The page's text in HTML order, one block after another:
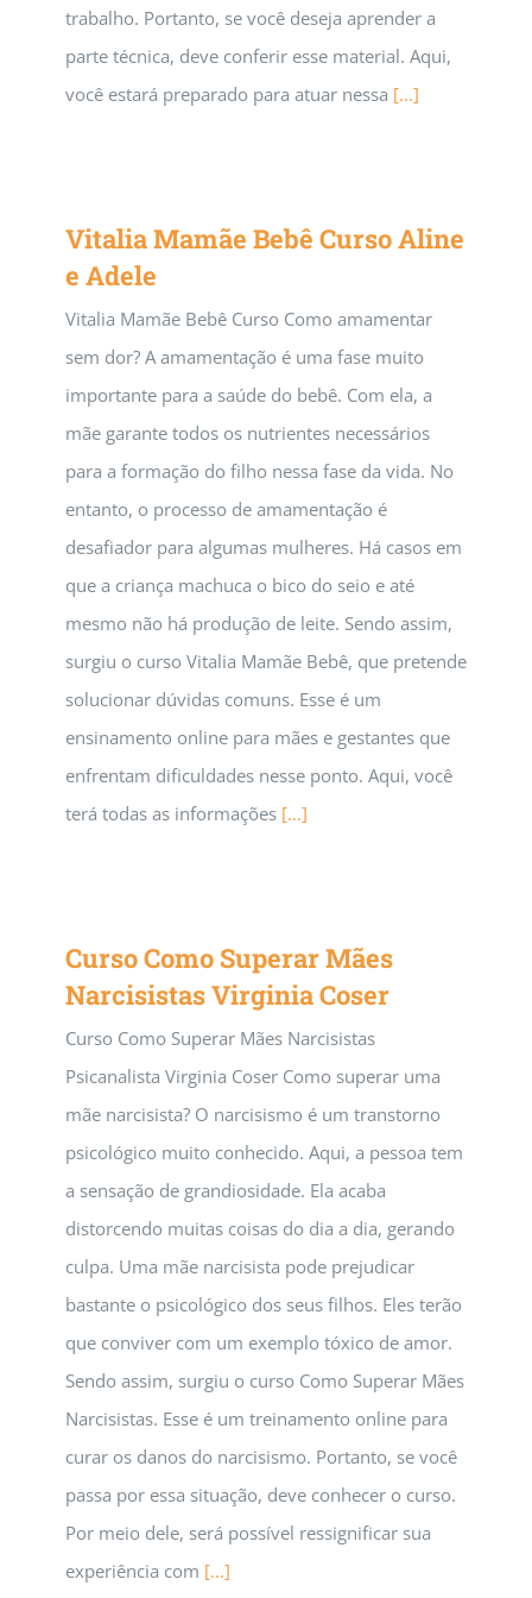
trabalho. Portanto, se você deseja aprender a
parte técnica, deve conferir esse material. Aqui,
você estará preparado para atuar nessa [...]
Vitalia Mamãe Bebê Curso Aline
e Adele
Vitalia Mamãe Bebê Curso Como amamentar
sem dor? A amamentação é uma fase muito
importante para a saúde do bebê. Com ela, a
mãe garante todos os nutrientes necessários
para a formação do filho nessa fase da vida. No
entanto, o processo de amamentação é
desafiador para algumas mulheres. Há casos em
que a criança machuca o bico do seio e até
mesmo não há produção de leite. Sendo assim,
surgiu o curso Vitalia Mamãe Bebê, que pretende
solucionar dúvidas comuns. Esse é um
ensinamento online para mães e gestantes que
enfrentam dificuldades nesse ponto. Aqui, você
terá todas as informações [...]
Curso Como Superar Mães
Narcisistas Virginia Coser
Curso Como Superar Mães Narcisistas
Psicanalista Virginia Coser Como superar uma
mãe narcisista? O narcisismo é um transtorno
psicológico muito conhecido. Aqui, a pessoa tem
a sensação de grandiosidade. Ela acaba
distorcendo muitas coisas do dia a dia, gerando
culpa. Uma mãe narcisista pode prejudicar
bastante o psicológico dos seus filhos. Eles terão
que conviver com um exemplo tóxico de amor.
Sendo assim, surgiu o curso Como Superar Mães
Narcisistas. Esse é um treinamento online para
curar os danos do narcisismo. Portanto, se você
passa por essa situação, deve conhecer o curso.
Por meio dele, será possível ressignificar sua
experiência com [...]